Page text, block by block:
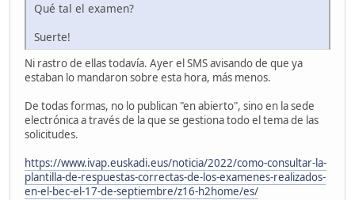
Qué tal el examen?
Suerte!
Ni rastro de ellas todavía. Ayer el SMS avisando de que ya
estaban lo mandaron sobre esta hora, más menos.
De todas formas, no lo publican "en abierto", sino en la sede
electrónica a través de la que se gestiona todo el tema de las
solicitudes.
https://www.ivap.euskadi.eus/noticia/2022/como-consultar-la-
plantilla-de-respuestas-correctas-de-los-examenes-realizados-
en-el-bec-el-17-de-septiembre/z16-h2home/es/